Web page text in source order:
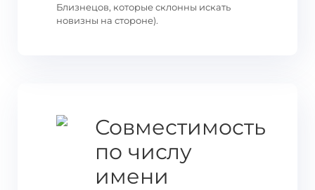
Близнецов, которые склонны искать
новизны на стороне).
Совместимость
по числу
имени